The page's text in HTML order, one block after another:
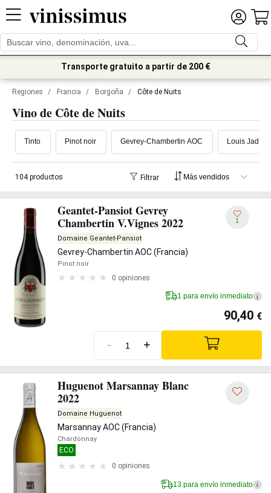
Transporte gratuito a partir de 200 €
Regiones / Francia / Borgoña / Côte de Nuits
Vino de Côte de Nuits
Tinto Pinot noir Gevrey-Chambertin AOC Louis Jadot
104 productos Filtrar
Geantet-Pansiot Gevrey
Chambertin V.Vignes 2022
Domaine Geantet-Pansiot
Gevrey-Chambertin AOC (Francia)
Pinot noir
0 opiniones
1
1 para envío inmediato i
90,40 €
- +
Huguenot Marsannay Blanc
2022
Domaine Huguenot
Marsannay AOC (Francia)
Chardonnay
ECO
0 opiniones
13 para envío inmediato i